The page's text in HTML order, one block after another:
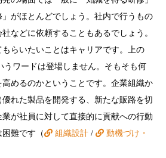
がほとんどでしょう。社内で行うもの
などに依頼することもあるでしょう。
もらいたいことはキャリアです。上の
うワードは登場しません。そもそも何
めるのかということです。企業組織か
れた製品を開発する、新たな販路を切
が社員に対して直接的に貢献への行動
難です（
組織設計 /
動機づけ・